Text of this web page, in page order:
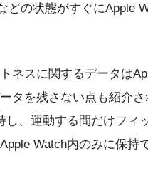
どの状態がすぐにApple
ネスに関するデータは
タを残さない点も紹介さ
、運動する間だけフィ
Watch内のみに保持